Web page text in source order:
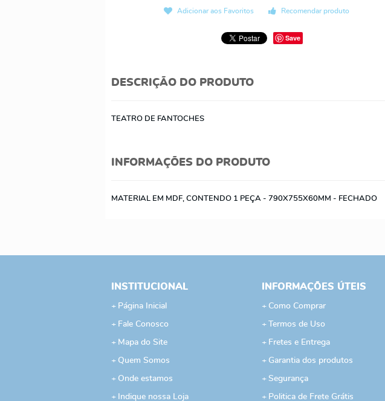
Adicionar aos Favoritos Recomendar produto
Save
DESCRIÇÃO DO PRODUTO
TEATRO DE FANTOCHES
INFORMAÇÕES DO PRODUTO
MATERIAL EM MDF, CONTENDO 1 PEÇA - 790X755X60MM - FECHADO
INSTITUCIONAL
Página Inicial
Fale Conosco
Mapa do Site
Quem Somos
Onde estamos
Indique nossa Loja
INFORMAÇÕES ÚTEIS
Como Comprar
Termos de Uso
Fretes e Entrega
Garantia dos produtos
Segurança
Politica de Frete Grátis